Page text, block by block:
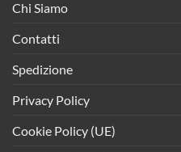
Chi Siamo
Contatti
Spedizione
Privacy Policy
Cookie Policy (UE)